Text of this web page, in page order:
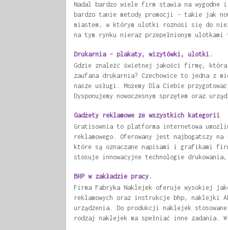
Nadal bardzo wiele firm stawia na wygodne
bardzo tanie metody promocji - takie jak
miastem, w którym ulotki roznosi się do
na tym rynku nieraz przepełnionym
Drukarnia - plakaty, wizytówki, ulotki.
Gdzie znaleźć świetnej jakości firmę,
zaufana drukarnia? Czechowice to jedna z
nasze usługi. Możemy Dla Ciebie
Dysponujemy nowoczesnym sprzętem oraz
Gadżety reklamowe ze wszystkich kategorii
Gratisownia to platforma internetowa
reklamowego. Oferowany jest najbogatszy
które są oznaczane napisami i grafikami
stosuje innowacyjne technologie
BHP w zakładzie pracy.
Firma Fabryka Naklejek oferuje wysokiej
reklamowych oraz instrukcje bhp, naklejki
urządzenia. Do produkcji naklejek
rodzaj naklejek ma spełniać inne zadania.